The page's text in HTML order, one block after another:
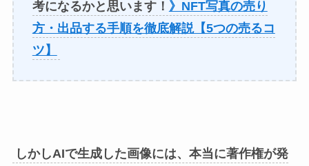
考になるかと思います！ 》NFT写真の売り
方・出品する手順を徹底解説【5つの売るコ
ツ】
しかしAIで生成した画像には、本当に著作権が発